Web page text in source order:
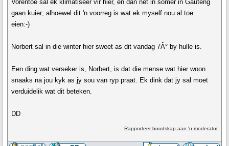
Vorentoe sal ek klimatiseer vir hier, en dan net in somer in Gauteng
gaan kuier; alhoewel dit 'n voorreg is wat ek myself nou al toe
eien:-)
Norbert sal in die winter hier sweet as dit vandag 7Â° by hulle is.
Een ding wat verseker is, Norbert, is dat die mense wat hier woon
snaaks na jou kyk as jy sou van ryp praat. Ek dink dat jy sal moet
verduidelik wat dit beteken.
DD
Rapporteer boodskap aan 'n moderator